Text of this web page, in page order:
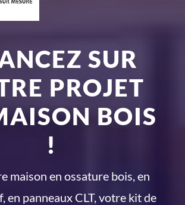
SUR
PROJET
BOIS
!
maison en ossature bois, en
en panneaux CLT, votre kit de